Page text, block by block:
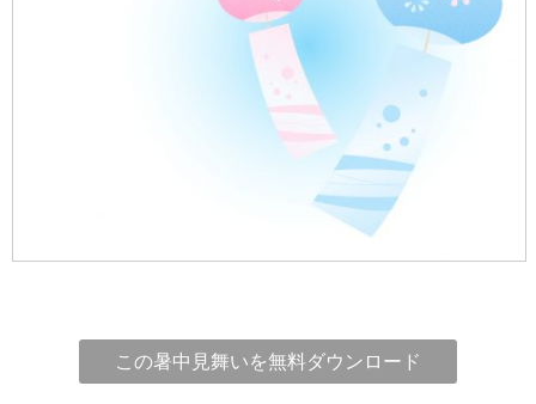
この暑中見舞いを無料ダウンロード